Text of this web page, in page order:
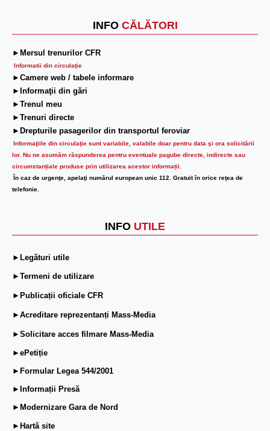
INFO CĂLĂTORI
►Mersul trenurilor CFR
Informatii din circulaţie
►Camere web / tabele informare
►Informaţii din gări
►Trenul meu
►Trenuri directe
►Drepturile pasagerilor din transportul feroviar
Informaţiile din circulaţie sunt variabile, valabile doar pentru data şi ora solicitării
lor. Nu ne asumăm răspunderea pentru eventuale pagube directe, indirecte sau
circumstanțiale produse prin utilizarea acestor informații.
În caz de urgenţe, apelaţi numărul european unic 112. Gratuit în orice reţea de
telefonie.
INFO UTILE
►Legături utile
►Termeni de utilizare
►Publicații oficiale CFR
►Acreditare reprezentanți Mass-Media
►Solicitare acces filmare Mass-Media
►ePetiție
►Formular Legea 544/2001
►Informații Presă
►Modernizare Gara de Nord
►Hartă site